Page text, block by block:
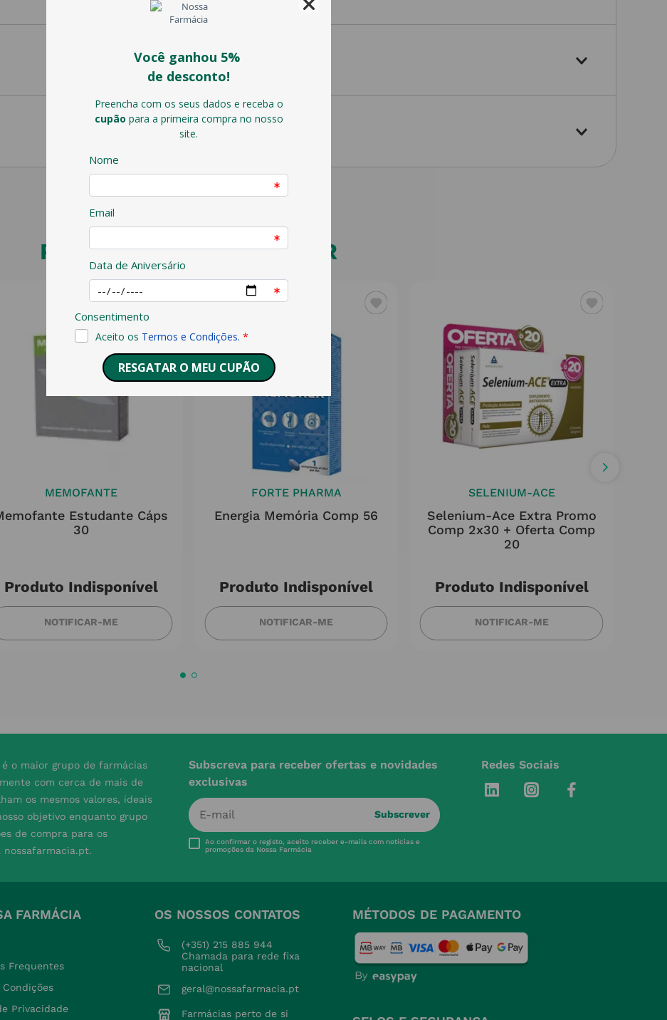
PODERÁ TAMBÉM GOSTAR
MEMOFANTE
Estudante Cáps
30
Produto Indisponível
NOTIFICAR-ME
FORTE PHARMA
Energia Memória Comp 56
Produto Indisponível
NOTIFICAR-ME
SELENIUM-ACE
Selenium-Ace Extra Promo
Comp 2x30 + Oferta Comp
20
Produto Indisponível
NOTIFICAR-ME
é o maior grupo de farmácias
com cerca de mais de
os mesmos valores, ideais
objetivo enquanto grupo
de compra para os
nossafarmacia.pt.
Subscreva para receber ofertas e novidades
exclusivas
Subscrever
Ao confirmar o registo, aceito receber e-mails com notícias e
promoções da Nossa Farmácia
Redes Sociais
FARMÁCIA
Frequentes
Condições
Privacidade
OS NOSSOS CONTATOS
(+351) 215 885 944
Chamada para rede fixa
nacional
geral@nossafarmacia.pt
Farmácias perto de si
MÉTODOS DE PAGAMENTO